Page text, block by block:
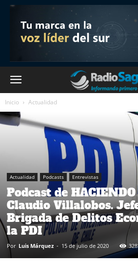
Inicio Actualidad
Actualidad Podcasts Entrevistas
Podcast de
Claudio Villalobos.
Brigada de Delitos
la PDI
Por Luis Márquez - 15 de julio de 2020 328